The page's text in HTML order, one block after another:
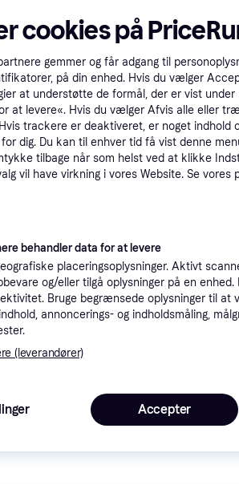
Laveste pris·49 kr.
49 kr. fragt
cookies på
gemmer og får adgang til
på din enhed. Hvis du vælger
at understøtte de formål, der er vist
at levere«. Hvis du vælger Afvis alle eller
trackere er deaktiveret, er noget indhold
dig. Du kan til enhver tid få vist denne
tilbage når som helst ved at klikke
vil have virkning i vores Website. Se
behandler data for at levere
placeringsoplysninger. Aktivt
og/eller tilgå oplysninger på en enhed.
Bruge begrænsede oplysninger til at
annoncerings- og indholdsmåling,
(leverandører)
Accepter